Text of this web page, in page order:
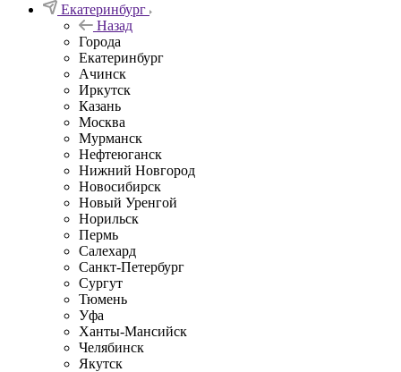
Екатеринбург
Назад
Города
Екатеринбург
Ачинск
Иркутск
Казань
Москва
Мурманск
Нефтеюганск
Нижний Новгород
Новосибирск
Новый Уренгой
Норильск
Пермь
Салехард
Санкт-Петербург
Сургут
Тюмень
Уфа
Ханты-Мансийск
Челябинск
Якутск